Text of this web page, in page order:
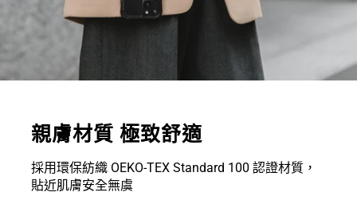
親膚材質 極致舒適
採用環保紡織 OEKO-TEX Standard 100 認證材質，
貼近肌膚安全無虞